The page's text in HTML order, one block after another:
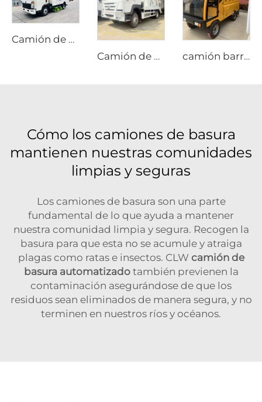
Camión de carretera de alta calidad con motor diésel, nuevo, transmisión manual eficiente para lavado y limpieza de calles
Camión de basura para eliminación de residuos industriales, calidad garantizada por Sinotruk, transmisión manual, combustible diésel, estado nuevo
camión barredor mini
Cómo los camiones de basura
mantienen nuestras comunidades
limpias y seguras
Los camiones de basura son una parte
fundamental de lo que ayuda a mantener
nuestra comunidad limpia y segura. Recogen la
basura para que esta no se acumule y atraiga
plagas como ratas e insectos. CLW camión de
basura automatizado también previenen la
contaminación asegurándose de que los
residuos sean eliminados de manera segura, y no
terminen en nuestros ríos y océanos.